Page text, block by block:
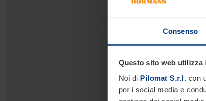
Consenso
Questo sito web utilizza
Noi di Pilomat S.r.l. con
per i social media e